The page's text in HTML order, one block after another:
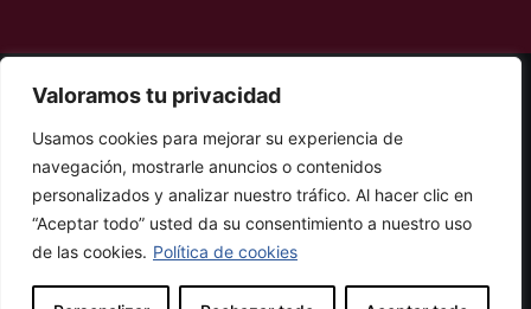
Valoramos tu privacidad
Usamos cookies para mejorar su experiencia de
navegación, mostrarle anuncios o contenidos
personalizados y analizar nuestro tráfico. Al hacer clic en
“Aceptar todo” usted da su consentimiento a nuestro uso
de las cookies. Política de cookies
© 2025 COTHERGA Todos los derechos reservados.